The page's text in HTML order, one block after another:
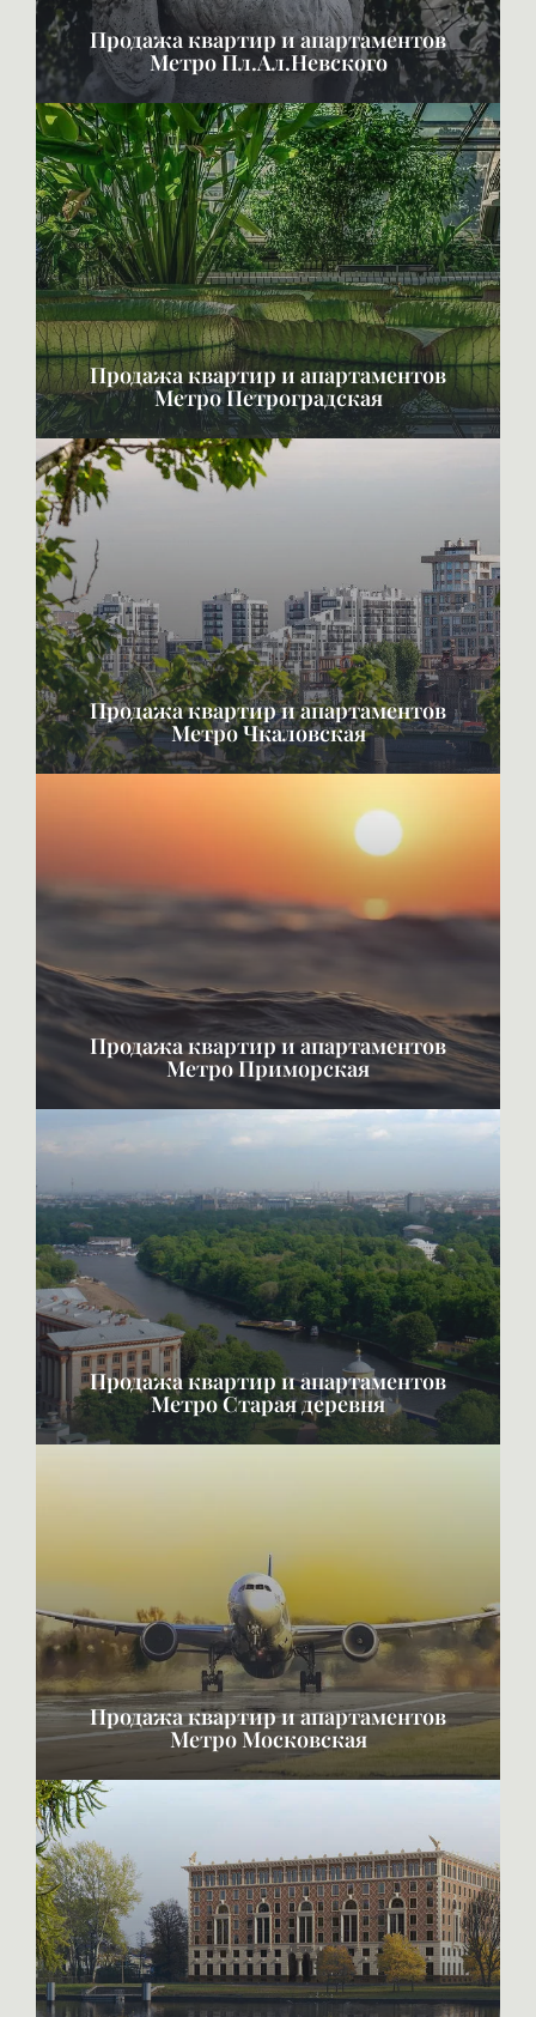
Продажа квартир и апартаментов
Метро Пл.Ал.Невского
Продажа квартир и апартаментов
Метро Петроградская
Продажа квартир и апартаментов
Метро Чкаловская
Продажа квартир и апартаментов
Метро Приморская
Продажа квартир и апартаментов
Метро Старая деревня
Продажа квартир и апартаментов
Метро Московская